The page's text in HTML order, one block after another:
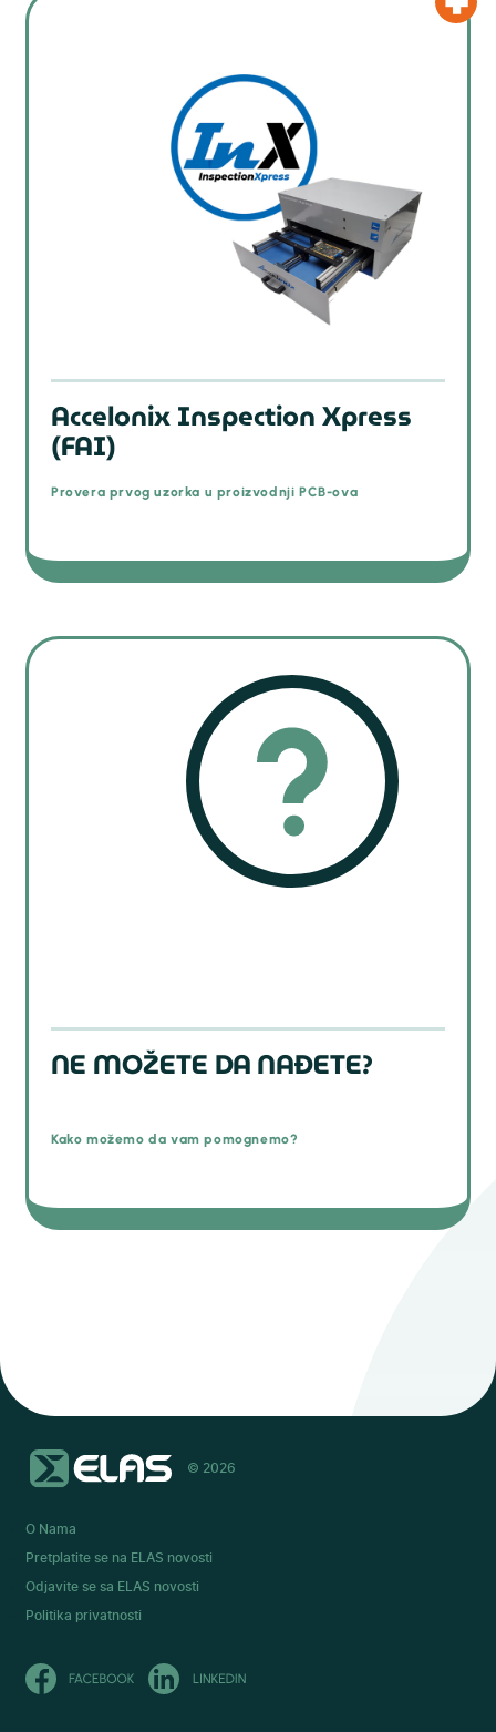
Accelonix Inspection Xpress
(FAI)
Provera prvog uzorka u proizvodnji PCB-ova
NE MOŽETE DA NAĐETE?
Kako možemo da vam pomognemo?
© 2026
O Nama
Pretplatite se na ELAS novosti
Odjavite se sa ELAS novosti
Politika privatnosti